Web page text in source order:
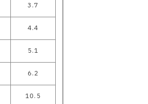
3.7
4.4
5.1
6.2
10.5